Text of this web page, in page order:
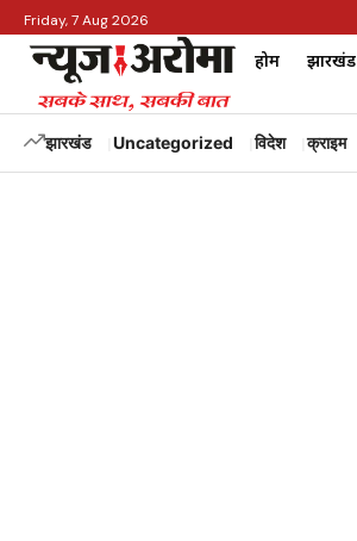
Friday, 7 Aug 2026
होम झारखंड
झारखंड Uncategorized विदेश क्राइम